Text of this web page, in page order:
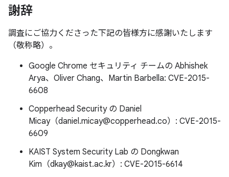
謝辞
調査にご協力くださった下記の皆様方に感謝いたします
（敬称略）。
Google Chrome セキュリティ チームの Abhishek
Arya、Oliver Chang、Martin Barbella: CVE-2015-
6608
Copperhead Security の Daniel
Micay（daniel.micay@copperhead.co）: CVE-2015-
6609
KAIST System Security Lab の Dongkwan
Kim（dkay@kaist.ac.kr）: CVE-2015-6614